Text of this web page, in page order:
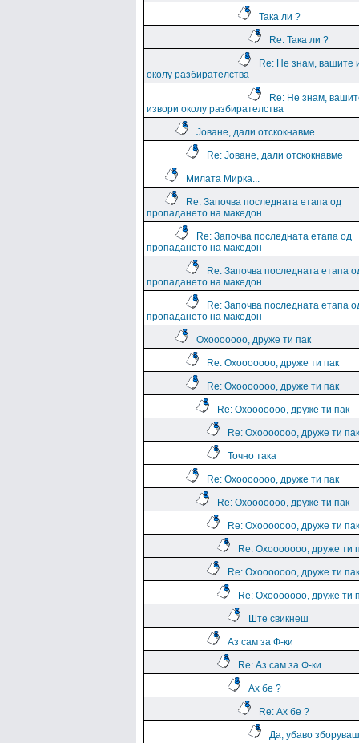
Така ли ?
Re: Така ли ?
Re: Не знам, вашите
околу разбирателства
Re: Не знам,
извори околу разбирателства
Јоване, дали отскокнавме
Re: Јоване, дали отскокнавме
Милата Мирка...
Re: Започва последната етапа од
пропадането на македон
Re: Започва последната етапа од
пропадането на македон
Re: Започва последната етапа
пропадането на македон
Re: Започва последната етапа
пропадането на македон
Охооооооо, друже ти пак
Re: Охооооооо, друже ти пак
Re: Охооооооо, друже ти пак
Re: Охооооооо, друже ти пак
Re: Охооооооо, друже ти пак
Точно така
Re: Охооооооо, друже ти пак
Re: Охооооооо, друже ти пак
Re: Охооооооо, друже ти пак
Re: Охооооооо, друже ти
Re: Охооооооо, друже ти пак
Re: Охооооооо, друже ти
Ште свикнеш
Аз сам за Ф-ки
Re: Аз сам за Ф-ки
Ах бе ?
Re: Ах бе ?
Да, убаво зборуваш